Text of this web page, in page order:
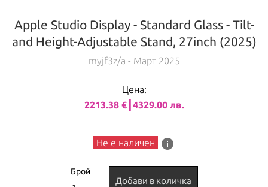
Apple Studio Display - Standard Glass - Tilt-
and Height-Adjustable Stand, 27inch (2025)
myjf3z/a - Март 2025
Цена:
2213.38 €┃4329.00 лв.
Не е наличен info
Брой
Добави в количка